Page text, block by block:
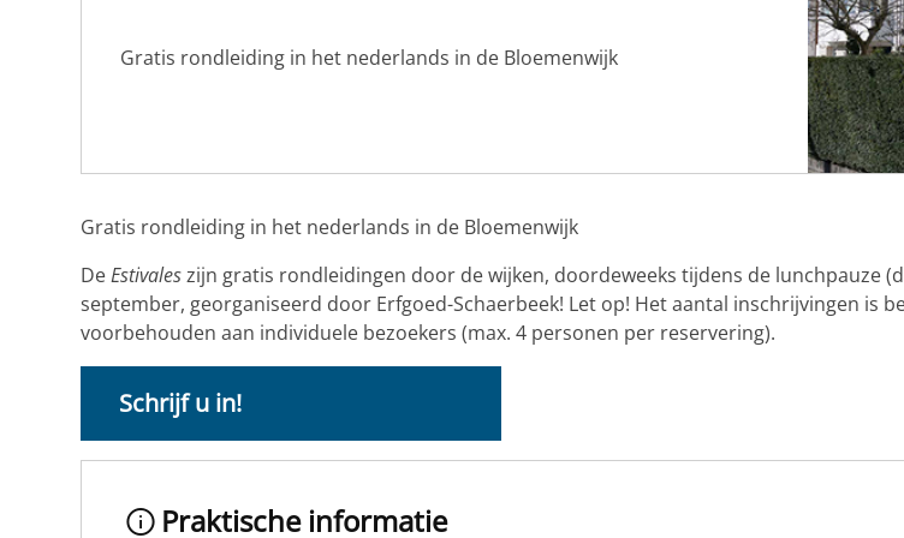
Gratis rondleiding in het nederlands in de Bloemenwijk
Gratis rondleiding in het nederlands in de Bloemenwijk
DeEstivaleszijn gratis rondleidingen door de wijken, doordeweeks tijdens de lunchpauze
september, georganiseerd door Erfgoed-Schaerbeek! Let op! Het aantal inschrijvingen is
voorbehouden aan individuele bezoekers (max. 4 personen per reservering).
Schrijf u in!
Praktische informatie